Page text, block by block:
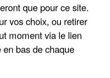
que pour ce site.
vos choix, ou retirer
moment via le lien
bas de chaque